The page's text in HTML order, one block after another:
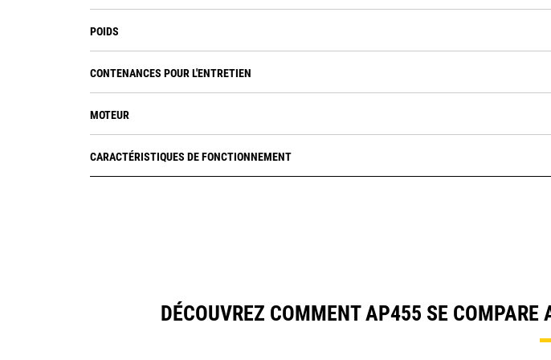
POIDS
CONTENANCES POUR L'ENTRETIEN
MOTEUR
CARACTÉRISTIQUES DE FONCTIONNEMENT
DÉCOUVREZ COMMENT AP455 SE